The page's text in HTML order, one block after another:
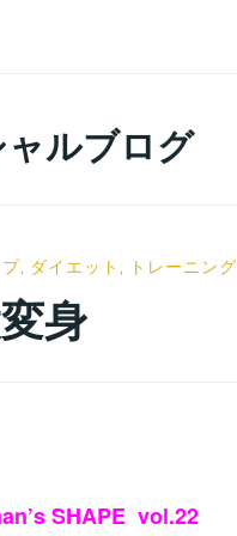
ルブログ
, ダイエット , トレーニング
身
SHAPE vol.22